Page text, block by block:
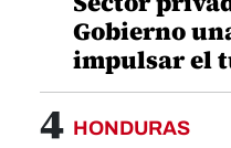
Gobierno
impulsar el
4 HONDURAS